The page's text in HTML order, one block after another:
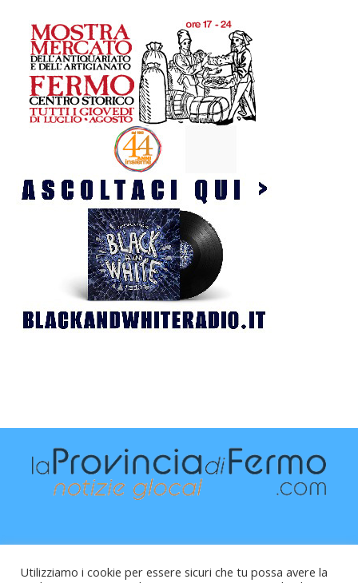
Utilizziamo i cookie per essere sicuri che tu possa avere la